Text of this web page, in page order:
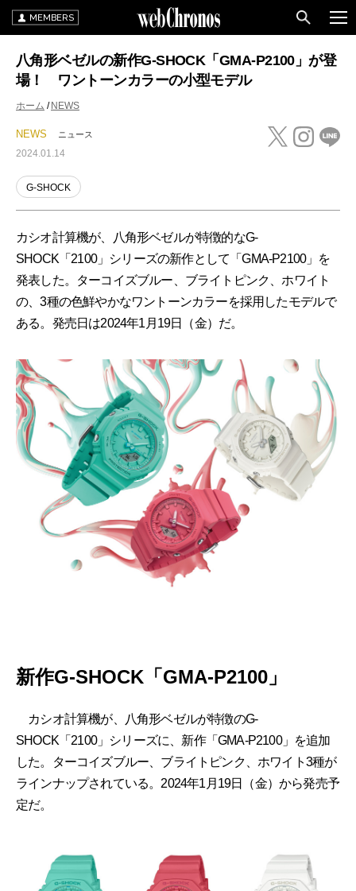
MEMBERS
八角形ベゼルの新作G-SHOCK「GMA-P2100」が登
場！ ワントーンカラーの小型モデル
ホーム NEWS
NEWS ニュース
2024.01.14
G-SHOCK
カシオ計算機が、八角形ベゼルが特徴的なG-
SHOCK「2100」シリーズの新作として「GMA-P2100」を
発表した。ターコイズブルー、ブライトピンク、ホワイト
の、3種の色鮮やかなワントーンカラーを採用したモデルで
ある。発売日は2024年1月19日（金）だ。
新作G-SHOCK「GMA-P2100」
カシオ計算機が、八角形ベゼルが特徴のG-
SHOCK「2100」シリーズに、新作「GMA-P2100」を追加
した。ターコイズブルー、ブライトピンク、ホワイト3種が
ラインナップされている。2024年1月19日（金）から発売予
定だ。